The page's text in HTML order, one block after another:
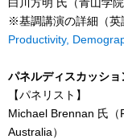
※基調講演の詳細（英
Productivity,
パネルディスカッショ
【パネリスト】
Michael Brennan 氏
Australia）